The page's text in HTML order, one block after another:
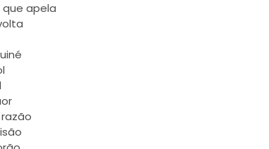
apela